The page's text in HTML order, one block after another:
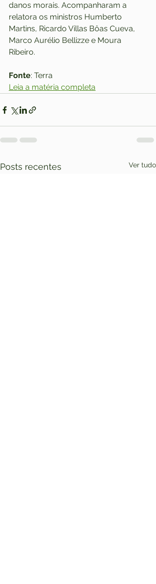
danos morais. Acompanharam a
relatora os ministros Humberto
Martins, Ricardo Villas Bôas Cueva,
Marco Aurélio Bellizze e Moura
Ribeiro.
Fonte: Terra
Leia a matéria completa
Posts recentes Ver tudo